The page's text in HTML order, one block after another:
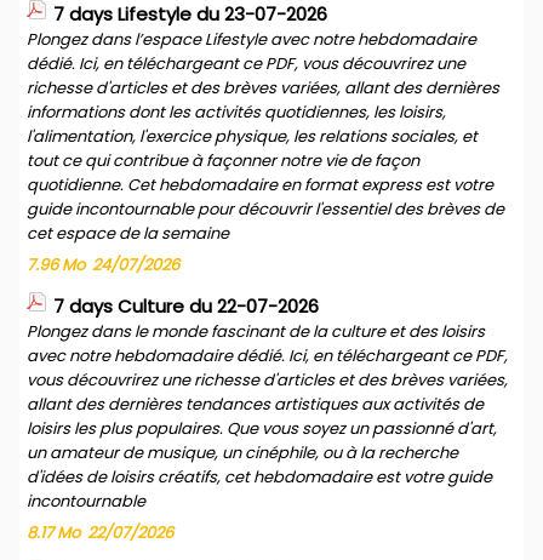
7 days Lifestyle du 23-07-2026
Plongez dans l’espace Lifestyle avec notre hebdomadaire
dédié. Ici, en téléchargeant ce PDF, vous découvrirez une
richesse d'articles et des brèves variées, allant des dernières
informations dont les activités quotidiennes, les loisirs,
l'alimentation, l'exercice physique, les relations sociales, et
tout ce qui contribue à façonner notre vie de façon
quotidienne. Cet hebdomadaire en format express est votre
guide incontournable pour découvrir l'essentiel des brèves de
cet espace de la semaine
7.96 Mo 24/07/2026
7 days Culture du 22-07-2026
Plongez dans le monde fascinant de la culture et des loisirs
avec notre hebdomadaire dédié. Ici, en téléchargeant ce PDF,
vous découvrirez une richesse d'articles et des brèves variées,
allant des dernières tendances artistiques aux activités de
loisirs les plus populaires. Que vous soyez un passionné d'art,
un amateur de musique, un cinéphile, ou à la recherche
d'idées de loisirs créatifs, cet hebdomadaire est votre guide
incontournable
8.17 Mo 22/07/2026